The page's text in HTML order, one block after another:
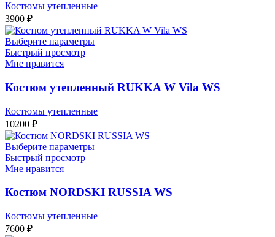
Костюмы утепленные
3900 ₽
Выберите параметры
Быстрый просмотр
Мне нравится
Костюм утепленный RUKKA W Vila WS
Костюмы утепленные
10200 ₽
Выберите параметры
Быстрый просмотр
Мне нравится
Костюм NORDSKI RUSSIA WS
Костюмы утепленные
7600 ₽